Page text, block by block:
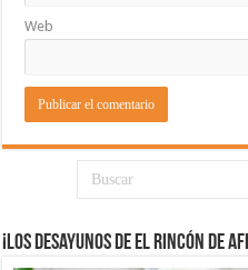
Web
¡Los desayunos de El Rincón de